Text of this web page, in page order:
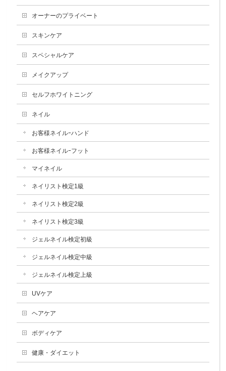
オーナーのプライベート
スキンケア
スペシャルケア
メイクアップ
セルフホワイトニング
ネイル
お客様ネイルｰハンド
お客様ネイルｰフット
マイネイル
ネイリスト検定1級
ネイリスト検定2級
ネイリスト検定3級
ジェルネイル検定初級
ジェルネイル検定中級
ジェルネイル検定上級
UVケア
ヘアケア
ボディケア
健康・ダイエット